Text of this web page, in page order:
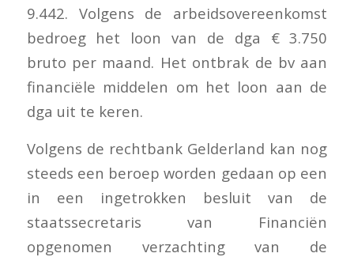
9.442. Volgens de arbeidsovereenkomst
bedroeg het loon van de dga € 3.750
bruto per maand. Het ontbrak de bv aan
financiële middelen om het loon aan de
dga uit te keren.
Volgens de rechtbank Gelderland kan nog
steeds een beroep worden gedaan op een
in een ingetrokken besluit van de
staatssecretaris van Financiën
opgenomen verzachting van de